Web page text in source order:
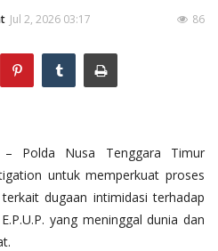
Jul 2, 2026 03:17 86
– Polda Nusa Tenggara Timur
untuk memperkuat proses
dugaan intimidasi terhadap
yang meninggal dunia dan